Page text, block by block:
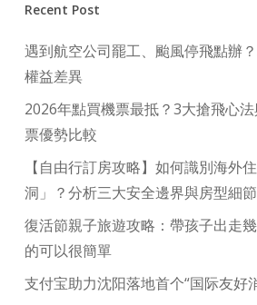
Recent Post
遇到航空公司罷工、颱風停飛點辦
權益差異
2026年點買機票最抵？3大搶飛心
票優勢比較
【自由行訂房攻略】如何識別海外
洞」？分析三大安全邊界與房型細節
復活節親子旅遊攻略：帶孩子出走
的可以很簡單
支付宝助力沈阳落地首个“国际友好